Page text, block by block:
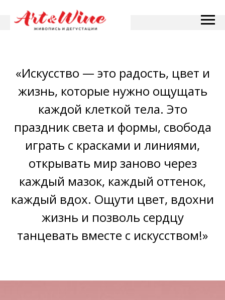
«Искусство — это радость, цвет и
жизнь, которые нужно ощущать
каждой клеткой тела. Это
праздник света и формы, свобода
играть с красками и линиями,
открывать мир заново через
каждый мазок, каждый оттенок,
каждый вдох. Ощути цвет, вдохни
жизнь и позволь сердцу
танцевать вместе с искусством!»